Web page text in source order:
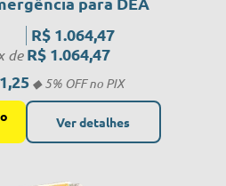
R$ 1.064,47
deR$ 1.064,47
Ver detalhes